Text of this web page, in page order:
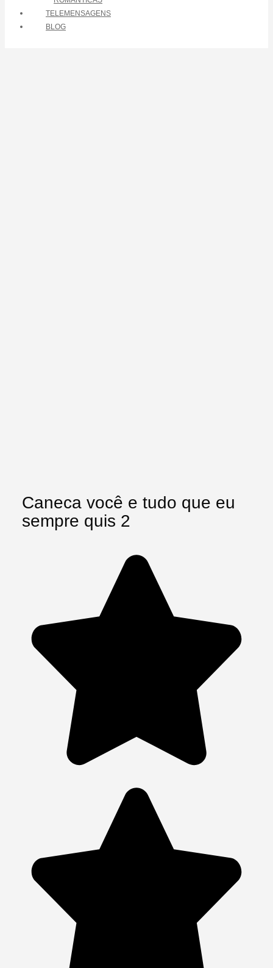
TELEMENSAGENS
BLOG
Caneca você e tudo que eu
sempre quis 2